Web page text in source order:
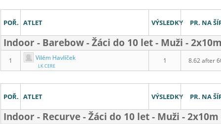
POŘ. ATLET VÝSLEDKY PR. NA
Indoor - Barebow - Žáci do 10 let - Muži -
1 Vilém Havlíček
LK CERE
1 8.62 after
POŘ. ATLET VÝSLEDKY PR. NA
Indoor - Recurve - Žáci do 10 let - Muži - 2x10m